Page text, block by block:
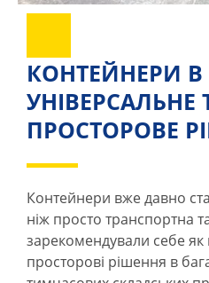
КОНТЕЙНЕРИ В
УНІВЕРСАЛЬНЕ
ПРОСТОРОВЕ
Контейнери вже давно
ніж просто транспортна
зарекомендували себе як
просторові рішення в